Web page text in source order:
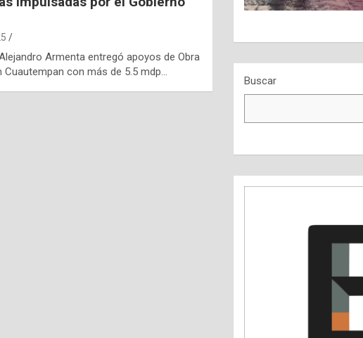
Armenta entregó apoyos de Obra
Cuautempan con más de 5.5 mdp…
Buscar